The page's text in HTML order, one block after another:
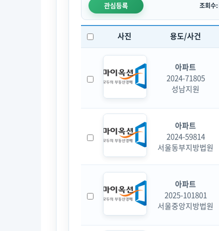
관심등록 조회수:
사진 용도/사건
아파트
2024-71805
성남지원
아파트
2024-59814
서울동부지방법원
아파트
2025-101801
서울중앙지방법원